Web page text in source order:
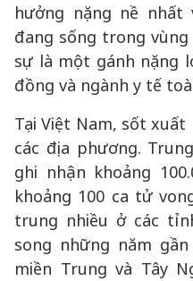
hưởng nặng nề nhất
đang sống trong
sự là một gánh nặng
đồng và ngành y tế
Tại Việt Nam, sốt
các địa phương.
ghi nhận khoảng
khoảng 100 ca tử
trung nhiều ở các
song những năm
miền Trung và Tây